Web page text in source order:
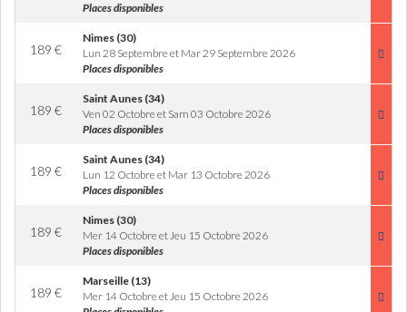
Places disponibles
189 €
Nimes (30)
Lun 28 Septembre et Mar 29 Septembre 2026
Places disponibles
189 €
Saint Aunes (34)
Ven 02 Octobre et Sam 03 Octobre 2026
Places disponibles
189 €
Saint Aunes (34)
Lun 12 Octobre et Mar 13 Octobre 2026
Places disponibles
189 €
Nimes (30)
Mer 14 Octobre et Jeu 15 Octobre 2026
Places disponibles
189 €
Marseille (13)
Mer 14 Octobre et Jeu 15 Octobre 2026